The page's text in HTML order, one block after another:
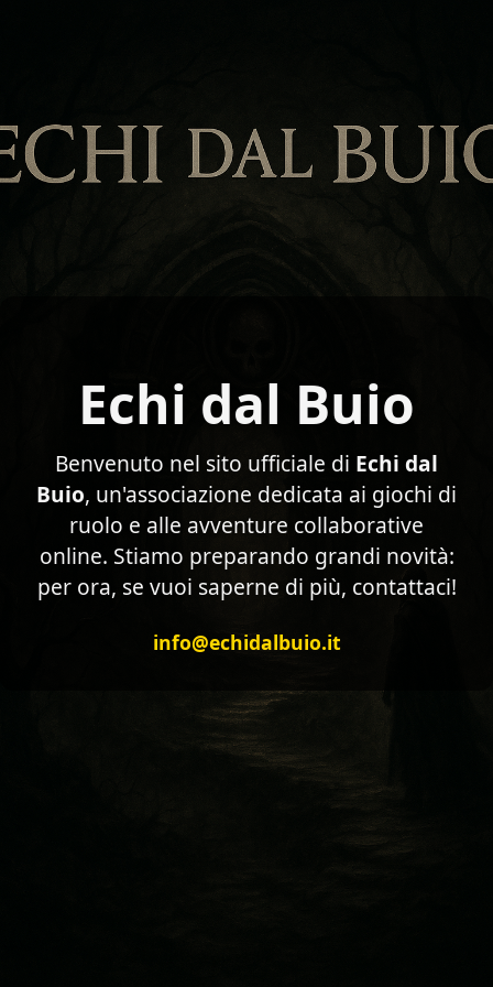
Echi dal Buio
Benvenuto nel sito ufficiale di Echi dal
Buio, un'associazione dedicata ai giochi di
ruolo e alle avventure collaborative
online. Stiamo preparando grandi novità:
per ora, se vuoi saperne di più, contattaci!
info@echidalbuio.it